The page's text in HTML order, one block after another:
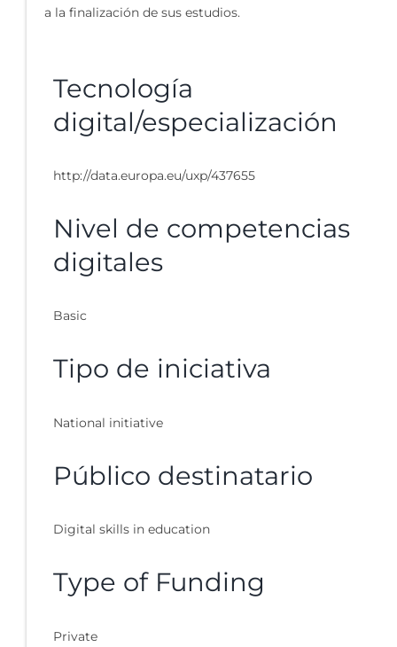
a la finalización de sus estudios.
Tecnología
digital/especialización
http://data.europa.eu/uxp/437655
Nivel de competencias
digitales
Basic
Tipo de iniciativa
National initiative
Público destinatario
Digital skills in education
Type of Funding
Private